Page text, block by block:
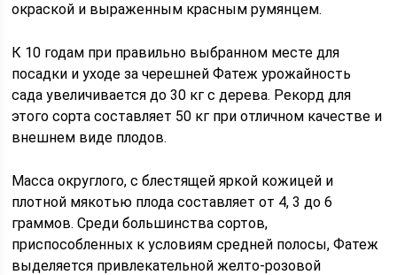
окраской и выраженным красным румянцем.
К 10 годам при правильно выбранном месте для
посадки и уходе за черешней Фатеж урожайность
сада увеличивается до 30 кг с дерева. Рекорд для
этого сорта составляет 50 кг при отличном качестве и
внешнем виде плодов.
Масса округлого, с блестящей яркой кожицей и
плотной мякотью плода составляет от 4, 3 до 6
граммов. Среди большинства сортов,
приспособленных к условиям средней полосы, Фатеж
выделяется привлекательной желто-розовой